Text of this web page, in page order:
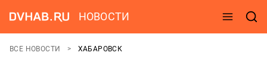
НОВОСТИ
ВСЕ НОВОСТИ ХАБАРОВСК